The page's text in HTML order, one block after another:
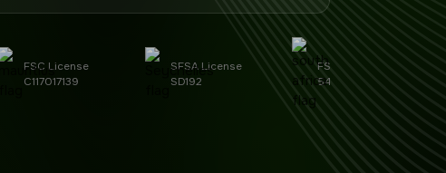
FSC License
C117017139
SFSA License
SD192
FSCA license
54191